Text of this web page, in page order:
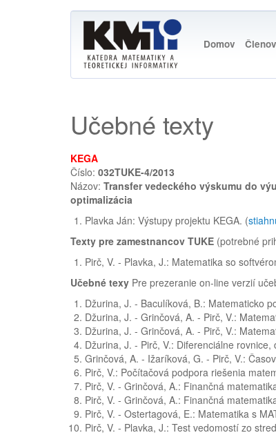
Main
navigation Domov
Učebné texty
KEGA
Číslo: 032TUKE-4/2013
Názov: Transfer vedeckého výskumu do
optimalizácia
Plavka Ján: Výstupy projektu KEGA. (
Texty pre zamestnancov TUKE (potrebné
Pirč, V. - Plavka, J.: Matematika so
Učebné texy Pre prezeranie on-line verzií
Džurina, J. - Baculíková, B.: Matematicko
Džurina, J. - Grinčová, A. - Pirč, V.:
Džurina, J. - Grinčová, A. - Pirč, V.:
Džurina, J. - Pirč, V.: Diferenciálne
Grinčová, A. - Ižaríková, G. - Pirč, V.:
Pirč, V.: Počítačová podpora riešenia
Pirč, V. - Grinčová, A.: Finančná
Pirč, V. - Grinčová, A.: Finančná
Pirč, V. - Ostertagová, E.: Matematika s
Pirč, V. - Plavka, J.: Test vedomostí zo